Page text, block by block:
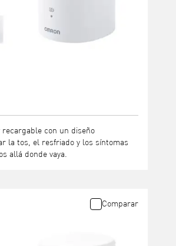
con un diseño
la tos, el resfriado y los síntomas
allá donde vaya.
Comparar